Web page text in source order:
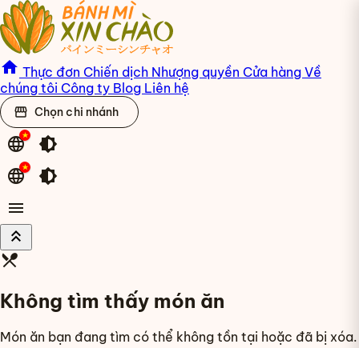
home Thực đơn Chiến dịch Nhượng quyền Cửa hàng Về
chúng tôi Công ty Blog Liên hệ
storefront Chọn chi nhánh
language
brightness_medium
language
brightness_medium
menu
keyboard_double_arrow_up
restaurant_menu
Không tìm thấy món ăn
Món ăn bạn đang tìm có thể không tồn tại hoặc đã bị xóa.